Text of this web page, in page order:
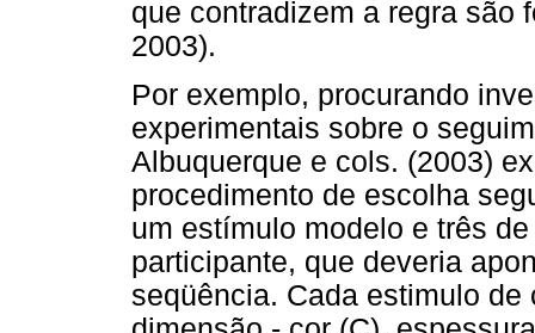
que contradizem a regra são
2003).
Por exemplo, procurando
experimentais sobre o
Albuquerque e cols. (2003)
procedimento de escolha
um estímulo modelo e três
participante, que deveria
seqüência. Cada estimulo